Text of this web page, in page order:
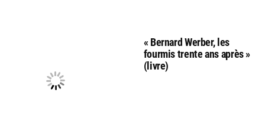
« Bernard Werber, les
fourmis trente ans après »
(livre)